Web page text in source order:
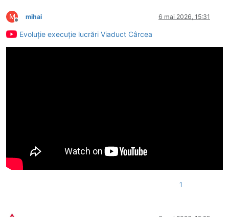
M
Deconectat
mihai 6 mai 2026, 15:31
Evoluție execuție lucrări Viaduct Cârcea
1